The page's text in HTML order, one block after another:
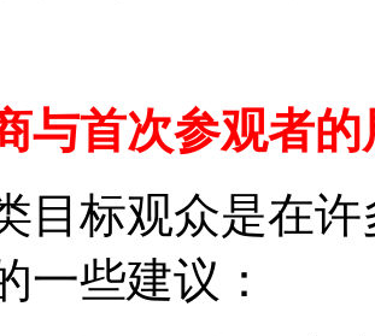
与首次参观者
目标观众是在
一些建议：